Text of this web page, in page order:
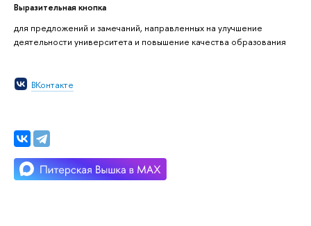
Выразительная кнопка
для предложений и замечаний, направленных на улучшение
деятельности университета и повышение качества образования
ВКонтакте